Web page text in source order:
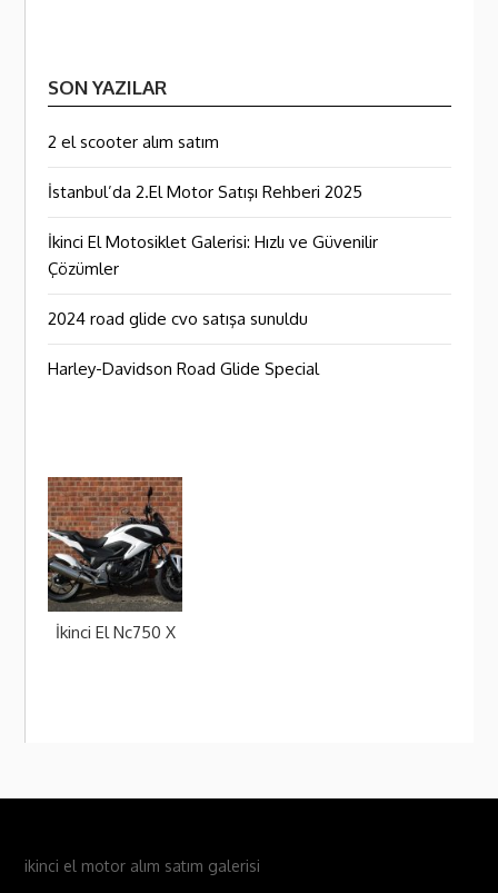
SON YAZILAR
2 el scooter alım satım
İstanbul’da 2.El Motor Satışı Rehberi 2025
İkinci El Motosiklet Galerisi: Hızlı ve Güvenilir
Çözümler
2024 road glide cvo satışa sunuldu
Harley-Davidson Road Glide Special
İkinci El Nc750 X
ikinci el motor alım satım galerisi